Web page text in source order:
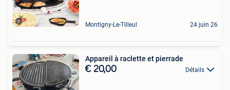
Montigny-Le-Tilleul 24 juin 26
Appareil à raclette et pierrade
€ 20,00 Détails